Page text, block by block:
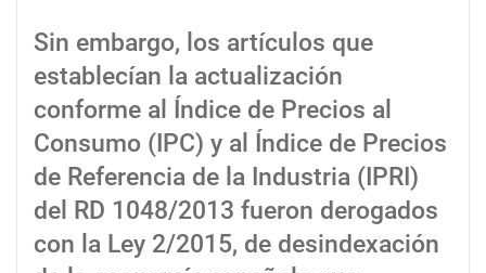
Sin embargo, los artículos que
establecían la actualización
conforme al Índice de Precios al
Consumo (IPC) y al Índice de Precios
de Referencia de la Industria (IPRI)
del RD 1048/2013 fueron derogados
con la Ley 2/2015, de desindexación